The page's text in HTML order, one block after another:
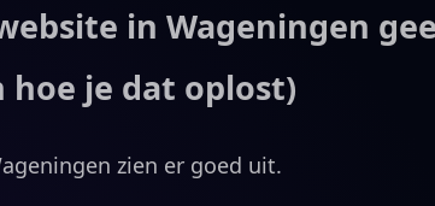
in Wageningen
hoe je dat oplost)
zien er goed uit.